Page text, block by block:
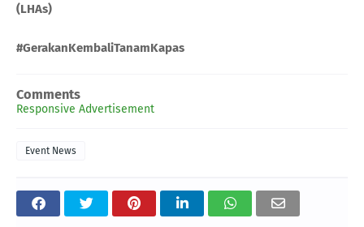
(LHAs)
#GerakanKembaliTanamKapas
Comments
Responsive Advertisement
Event News